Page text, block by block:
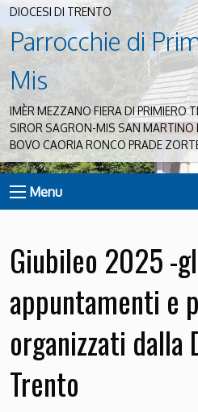
DIOCESI DI TRENTO
Parrocchie di
Mis
IMÈR MEZZANO FIERA DI PRIMIERO
SIROR SAGRON-MIS SAN
BOVO CAORIA RONCO PRADE
Menu
Giubileo 2025 -
appuntamenti e
organizzati dalla
Trento